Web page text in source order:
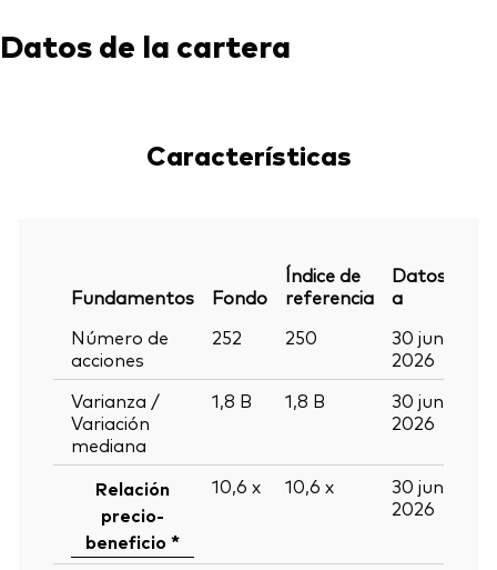
Datos de la cartera
Características
Fundamentos Fondo
Índice de
referencia
Datos
a
Número de
acciones
252 250
30 jun
2026
Varianza /
Variación
mediana
1,8 B 1,8 B
30 jun
2026
Relación
precio-
beneficio *
10,6 x 10,6 x
30 jun
2026